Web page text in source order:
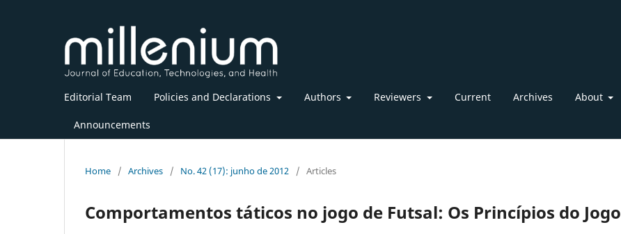
Editorial Team Policies and Declarations Authors Reviewers Current Archives About
Announcements
Home / Archives / No. 42 (17): junho de 2012 / Articles
Comportamentos táticos no jogo de Futsal: Os Princípios do Jogo